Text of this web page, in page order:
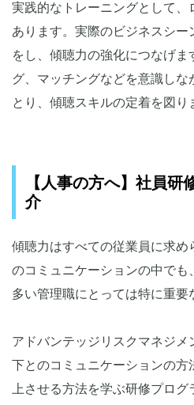
実践的なトレーニングとして、
あります。実際のビジネスシ
をし、傾聴力の強化につなげ
グ、マッチングなどを意識し
とり、傾聴スキルの定着を図り
【人事の方へ】社員研
介
傾聴力はすべての従業員に求め
のコミュニケーションの中で
多い管理職にとっては特に重要
アドバンテッジリスクマネジ
下とのコミュニケーションの方
上させる方法を学ぶ研修プログ